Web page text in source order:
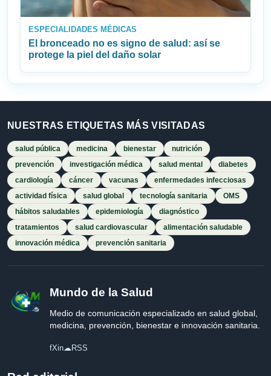
ESPECIALIDADES MÉDICAS
El bronceado no es signo de salud: así se
protege la piel del daño solar
NUESTRAS ETIQUETAS MÁS VISITADAS
salud pública medicina bienestar
nutrición
prevención
investigación médica salud mental
diabetes
cardiología
cáncer vacunas
enfermedades infecciosas
actividad física
salud global tecnología sanitaria
OMS
hábitos saludables
epidemiología
diagnóstico
tratamientos
salud cardiovascular
alimentación saludable
innovación médica
prevención sanitaria
Mundo de la Salud
Medio de comunicación especializado en salud global,
medicina, prevención, bienestar e innovación sanitaria.
fXin☁RSS